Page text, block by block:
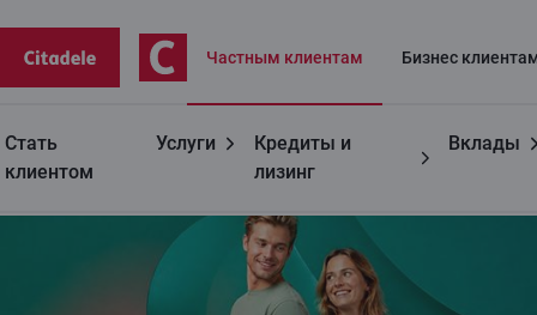
Частным клиентам Бизнес
Стать
клиентом
Услуги
Кредиты и
лизинг
Вклады
Частным лицам Зеленый жилищный кредит